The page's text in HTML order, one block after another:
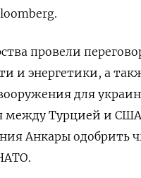
провели
и энергетики, а
для
между Турцией и
Анкары одобрить